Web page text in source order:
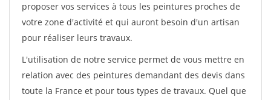
proposer vos services à tous les peintures proches de
votre zone d'activité et qui auront besoin d'un artisan
pour réaliser leurs travaux.
L'utilisation de notre service permet de vous mettre en
relation avec des peintures demandant des devis dans
toute la France et pour tous types de travaux. Quel que